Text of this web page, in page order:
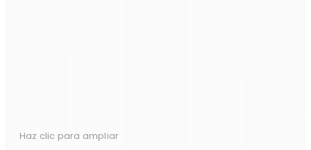
Haz clic para ampliar